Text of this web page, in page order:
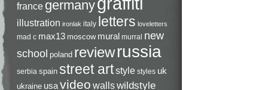
france germany
illustration ironlak italy letters loveletters
mad c max13 moscow mural murral new
school poland reviewrussia
serbia spain street artstyle styles uk
ukraine usavideo wallswildstyle